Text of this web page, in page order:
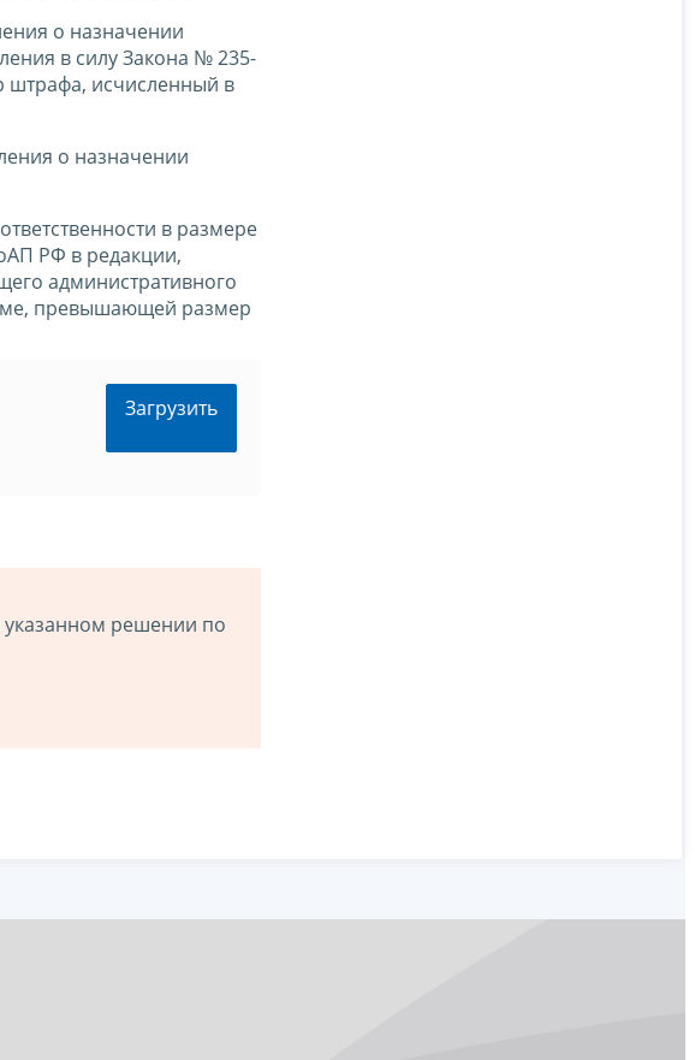
о назначении
в силу Закона № 235-
штрафа, исчисленный в
о назначении
в размере
РФ в редакции,
административного
превышающей размер
Загрузить
указанном решении по